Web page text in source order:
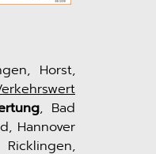
Horst,
, Bad
Hannover